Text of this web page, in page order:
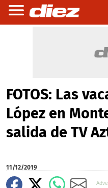
FOTOS: Las
López en
salida de TV
11/12/2019